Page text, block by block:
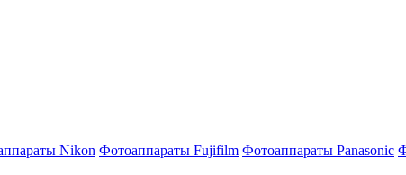
Nikon Фотоаппараты Fujifilm Фотоаппараты Panasonic